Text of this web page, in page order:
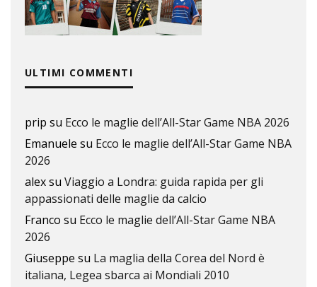
ULTIMI COMMENTI
prip su Ecco le maglie dell’All-Star Game NBA 2026
Emanuele su Ecco le maglie dell’All-Star Game NBA
2026
alexsu Viaggio a Londra: guida rapida per gli
appassionati delle maglie da calcio
Franco su Ecco le maglie dell’All-Star Game NBA
2026
Giuseppe su La maglia della Corea del Nord è
italiana, Legea sbarca ai Mondiali 2010